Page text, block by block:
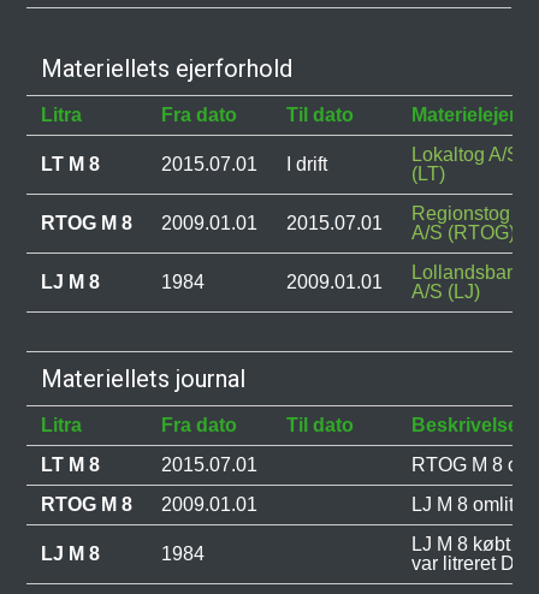
Materiellets ejerforhold
Litra Fra dato Til dato Materielejer
LT M 8 2015.07.01 I drift
Lokaltog A/S
(LT)
RTOG M 8 2009.01.01 2015.07.01
Regionstog
A/S (RTOG)
LJ M 8 1984 2009.01.01
Lollandsbanen
A/S (LJ)
Materiellets journal
Litra Fra dato Til dato
Beskrivelse
LT M 8
2015.07.01
RTOG M 8
RTOG M 8
2009.01.01 LJ M 8
LJ M 8 1984
LJ M 8 købt af
var litreret DB